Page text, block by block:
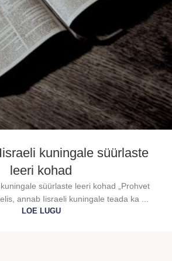
kuningale süürlaste
leeri kohad
süürlaste leeri kohad „Prohvet
annab Iisraeli kuningale teada ka ...
LOE LUGU